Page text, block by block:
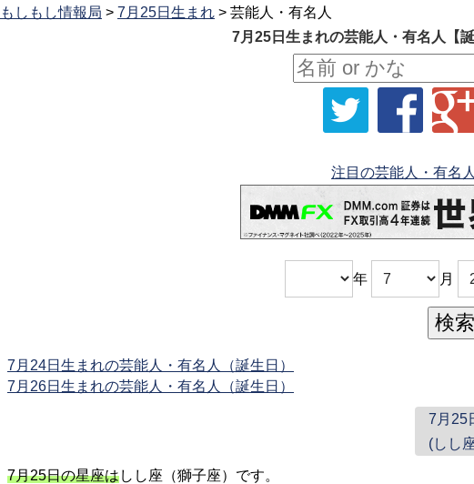
もしもし情報局 > 7月25日生まれ > 芸能人・有名人
7月25日生まれの芸能人・有名人【
注目の芸能人・有名
年 月
7月24日生まれの芸能人・有名人（誕生日）
7月26日生まれの芸能人・有名人（誕生日）
7月25
(しし
7月25日の星座はしし座（獅子座）です。